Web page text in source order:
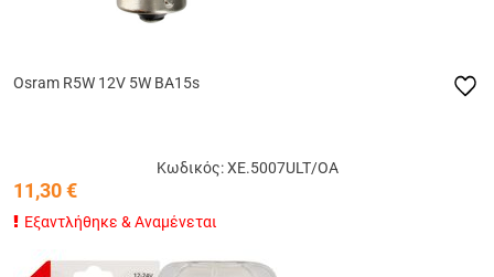
Osram R5W 12V 5W BA15s
Κωδικός: ΧΕ.5007ULT/OA
11,30€
Εξαντλήθηκε & Αναμένεται